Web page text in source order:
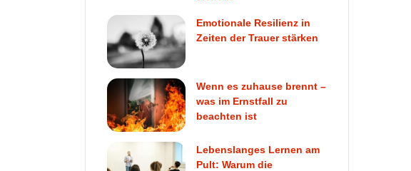
Emotionale Resilienz in
Zeiten der Trauer stärken
Wenn es zuhause brennt –
was im Ernstfall zu
beachten ist
Lebenslanges Lernen am
Pult: Warum die